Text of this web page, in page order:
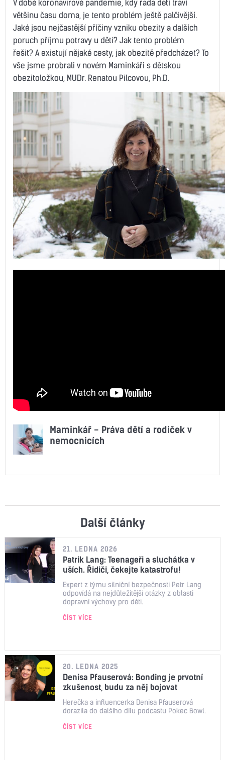
V době koronavirové pandemie, kdy řada dětí tráví
většinu času doma, je tento problém ještě palčivější.
Jaké jsou nejčastější příčiny vzniku obezity a dalších
poruch příjmu potravy u dětí? Jak tento problém
řešit? A existují nějaké cesty, jak obezitě předcházet? To
vše jsme probrali v novém Maminkáři s dětskou
obezitoložkou, MUDr. Renatou Pilcovou, Ph.D.
Maminkář - Práva dětí a rodiček v
nemocnicích
Další články
21. LEDNA 2026
Patrik Lang: Teenageři a sluchátka v
uších. Řidiči, čekejte katastrofu!
Expert z týmu silniční bezpečnosti Petr Lang
odpovídá na nejdůležitější otázky z oblasti
dopravní výchovy pro děti.
ČÍST VÍCE
20. LEDNA 2025
Denisa Pfauserová: Bonding je prvotní
zkušenost, budu za něj bojovat
Herečka a influencerka Denisa Pfauserová
dorazila do dalšího dílu podcastu Pokec Bowl.
ČÍST VÍCE